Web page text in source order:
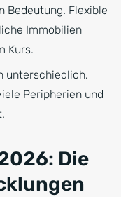
Bedeutung. Flexible
Immobilien
Kurs.
unterschiedlich.
Peripherien und
Die